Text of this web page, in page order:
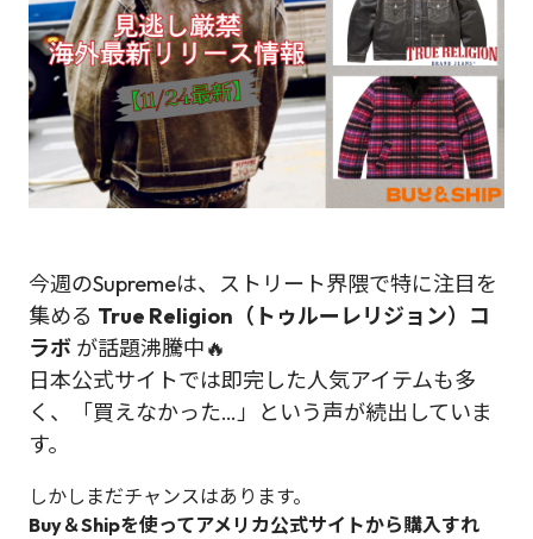
今週のSupremeは、ストリート界隈で特に注目を
集める True Religion（トゥルーレリジョン）コ
ラボ が話題沸騰中🔥
日本公式サイトでは即完した人気アイテムも多
く、「買えなかった…」という声が続出していま
す。
しかし――まだチャンスはあります。
Buy＆Shipを使ってアメリカ公式サイトから購入すれ